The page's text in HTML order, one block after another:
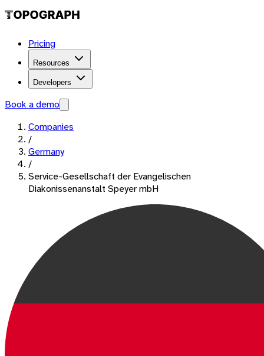
Pricing
Resources
Developers
Book a demo
Companies
/
Germany
/
Service-Gesellschaft der Evangelischen
Diakonissenanstalt Speyer mbH